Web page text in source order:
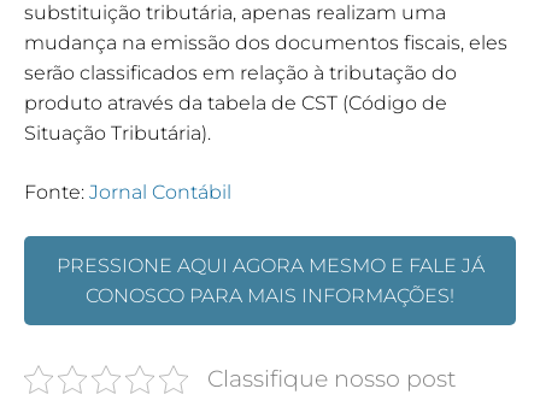
substituição tributária, apenas realizam uma
mudança na emissão dos documentos fiscais, eles
serão classificados em relação à tributação do
produto através da tabela de CST (Código de
Situação Tributária).
Fonte: Jornal Contábil
PRESSIONE AQUI AGORA MESMO E FALE JÁ
CONOSCO PARA MAIS INFORMAÇÕES!
Classifique nosso post